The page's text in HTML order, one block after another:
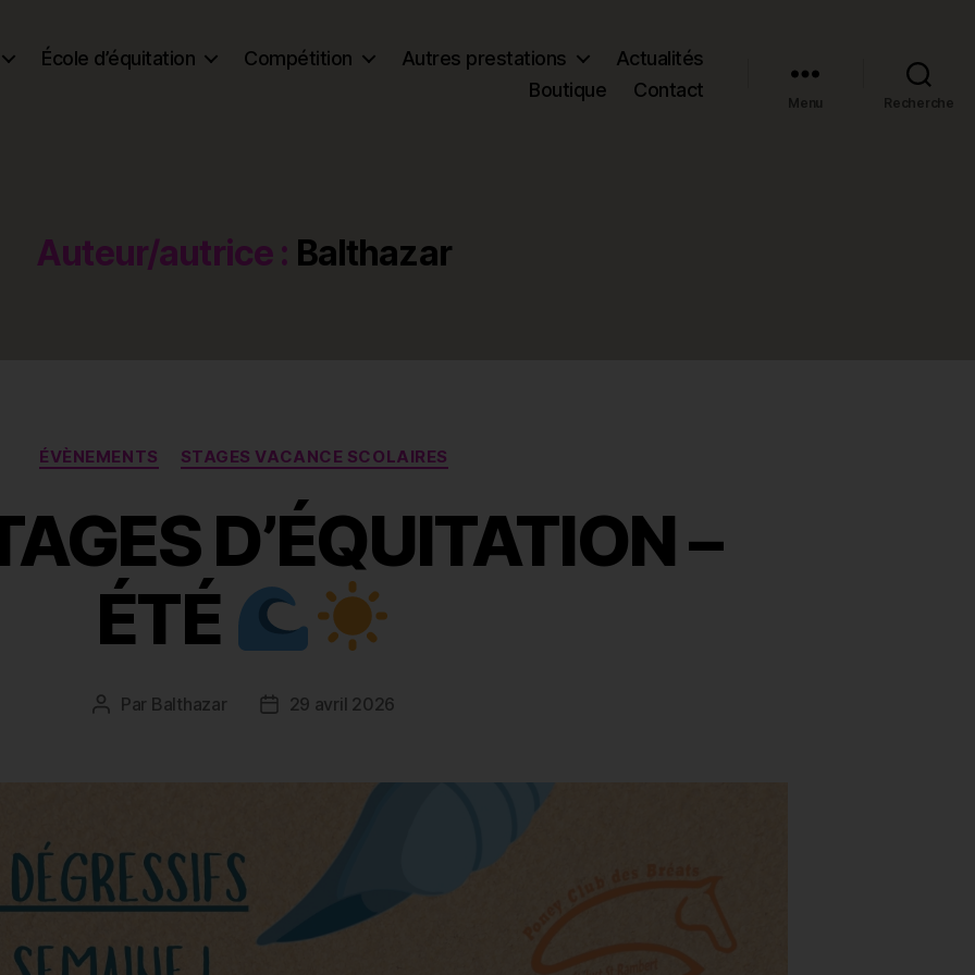
École d’équitation Compétition Autres prestations
Actualités
Boutique
Contact
Menu Recherche
Auteur/autrice : Balthazar
Catégories
ÉVÈNEMENTS STAGES VACANCE SCOLAIRES
D’ÉQUITATION –
ÉTÉ
Auteur
Par Balthazar
Date29 avril 2026